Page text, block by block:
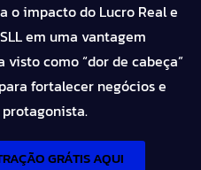
o impacto do Lucro Real e
em uma vantagem
como “dor de cabeça”
fortalecer negócios e
GRÁTIS AQUI